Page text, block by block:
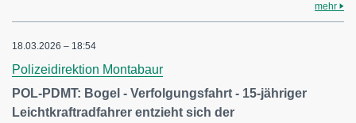
mehr
18.03.2026 – 18:54
Polizeidirektion Montabaur
POL-PDMT: Bogel - Verfolgungsfahrt - 15-jähriger
Leichtkraftradfahrer entzieht sich der